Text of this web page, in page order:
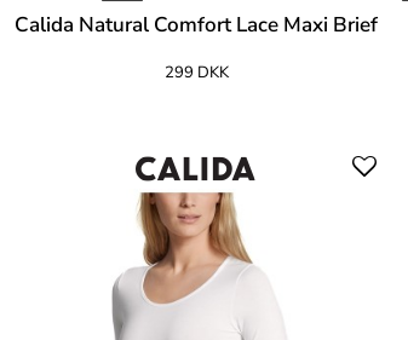
Calida Natural Comfort Lace Maxi Brief
299 DKK